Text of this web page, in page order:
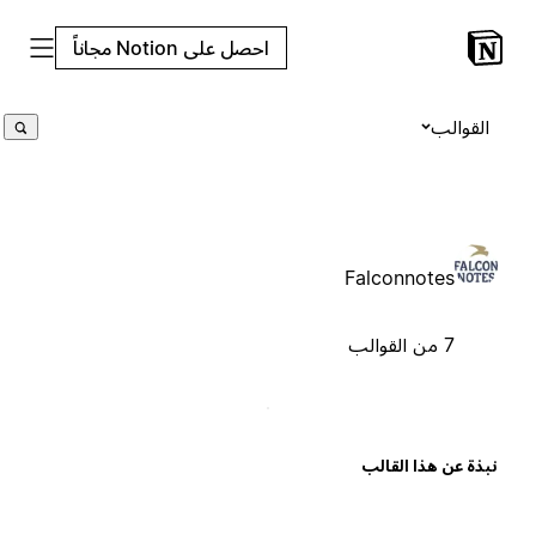
احصل على Notion مجاناً
القوالب
Falconnotes
عن هذا القالب